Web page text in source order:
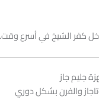
كفر الشيخ في أسرع وقت.
جليم جاز
والفرن بشكل دوري